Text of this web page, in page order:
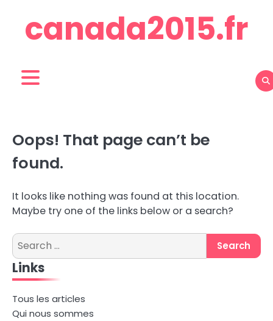
contentcanada2015.fr
Oops! That page can’t be
found.
It looks like nothing was found at this location.
Maybe try one of the links below or a search?
Search
for:
Links
Tous les articles
Qui nous sommes